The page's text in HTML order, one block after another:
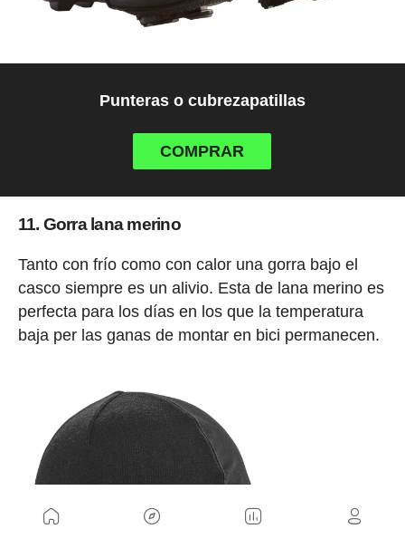
Punteras o cubrezapatillas
COMPRAR
11. Gorra lana merino
Tanto con frío como con calor una gorra bajo el
casco siempre es un alivio. Esta de lana merino es
perfecta para los días en los que la temperatura
baja per las ganas de montar en bici permanecen.